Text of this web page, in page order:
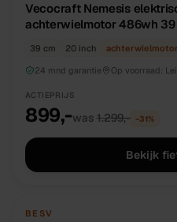
Vecocraft Nemesis
achterwielmotor 486wh 39
39 cm 20 inch achterwielmotor
24 mnd garantie
Op voorraad:
ACTIEPRIJS
899,-was 1.299,- −31%
Bekijk
TWEEDEHANDS
BESV